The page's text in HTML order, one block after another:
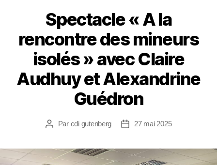
Spectacle « A la
rencontre des mineurs
isolés » avec Claire
Audhuy et Alexandrine
Guédron
Par cdi gutenberg 27 mai 2025